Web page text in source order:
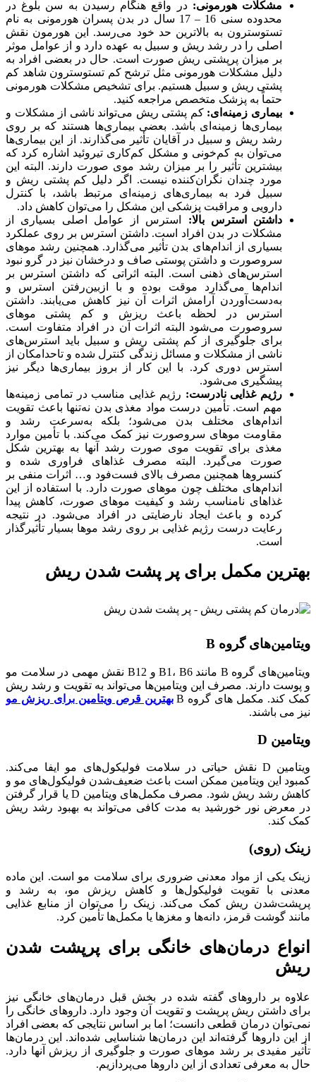
مشکلات هورمونی: در واقع هنگام رسیدن به سن بلوغ در
محدوده سنی 16 – 17 سال در بدن پسران هورمونی به نام
تستوسترون به بالاترین حد خود می‌رسد. این هورمون نقش
اصلی را در رشد ریش و سبیل به عهده دارد و از عوامل موثر
بر میزان پرپشتی ریش صورت است. حال در بعضی افراد به
دلیل مشکلات هورمونی مثل ترشح کم تستوسترون شاهد کم
پشتی ریش و سبیل هستیم. برای تشخیص مشکلات هورمونی
حتماً به پزشک متخصص مراجعه کنید.
بیماری زمینه‌ای:کم پشتی ریش می‌تواند ناشی از مشکلات و
بیماری‌ها زمینه‌ای باشد. بعضی بیماری‌ها هستند که بر روی
رشد ریش و سبیل در آقایان تأثیر می‌گذارند. از این بیماری‌ها
می‌توان به کم‌خونی و مشکل کم‌کاری تیروئید اشاره کرد که
بیشترین تأثیر را بر میزان رشد موی صورت دارند. البته این
مورد چندان نگران‌کننده نیست. اگر دلیل کم پشتی ریش و
سبیل فرد به بیماری‌های زمینه‌ای مرتبط باشد، با کنترل
دارویی و مراقبت پزشکی این مشکل را می‌توان کاهش داد.
داشتن استرس بالا: استرس از عوامل اصلی بسیاری از
مشکلات در بدن افراد است. داشتن استرس بر روی عملکرد
بسیاری از اندام‌های بدن تأثیر می‌گذارد. همچنین رشد موهای
سروصورت و داشتن پوستی صاف و درخشان نیز در گرو نبود
استرس‌های ذهنی است. البته اثراتی که داشتن استرس بر
اندام‌ها می‌گذارد موقت بوده و با ازبین‌رفتن استرس و
به‌دست‌آوردن آرامش اثرات آن نیز کاهش می‌یابند. داشتن
استرس در لحظه باعث ریزش و کم پشتی موهای
سروصورت می‌شود البته اثرات آن در افراد متفاوت است.
برای جلوگیری از کم پشتی ریش و سبیل باید استرس‌های
ناشی از مشکلات و مسائل زندگی کنترل شده و تاحدامکان از
استرس دوری کرد. با این کار از بروز بیماری‌ها دیگر نیز
پیشگیری می‌شود.
رژیم غذایی نادرست: رژیم غذایی مناسب در تمامی زمینه‌ها
مهم است. تأمین درست مواد مغذی بدن نه‌تنها باعث تقویت
اندام‌های مختلف بدن می‌شود؛ بلکه به‌سرعت رشد و
مقاومت موهای سروصورت نیز کمک می‌کند. با تأمین موارد
مغذی برای تقویت موی صورت رشد آنها به بهترین شکل
صورت می‌گیرد. البته مصرف غذاهای فراوری شده و
کنسروها همچنین مصرف بالای فست‌فود و… اثرات منفی بر
اندام‌های مختلف چون موهای صورت دارد. با استفاده از این
غذاهای نامناسب رشد و کیفیت موهای صورت، کاهش پیدا
کرده و باعث ایجاد نارضایتی در افراد می‌شود. در نتیجه
رعایت درست رژیم غذایی بر روی رشد موها بسیار تأثیرگذار
است.
بهترین مکمل برای پر پشت شدن ریش
ویتامین‌های گروه B
ویتامین‌های گروه B مانند B1، B6 و B12 نقش مهمی در سلامت مو
و پوست دارند. مصرف این ویتامین‌ها می‌تواند به تقویت و رشد ریش
کمک کند. مکمل های گروه B
بهترین قرص ویتامین برای ریزش مو
نیز می باشند.
ویتامین D
ویتامین D نقش حیاتی در سلامت فولیکول‌های مو ایفا می‌کند.
کمبود این ویتامین ممکن است باعث ضعیف‌شدن فولیکول‌های مو و
کاهش رشد ریش شود. مصرف مکمل‌های ویتامین D یا قرار گرفتن
در معرض نور خورشید به مدت کافی می‌تواند به بهبود رشد ریش
کمک کند.
زینک (روی)
زینک یکی از مواد معدنی ضروری برای سلامت مو است. این ماده
معدنی با تقویت فولیکول‌ها و کاهش ریزش مو، به رشد و
پرپشت‌شدن ریش کمک می‌کند. زینک را می‌توان از منابع غذایی
مانند گوشت قرمز، دانه‌ها و مغزها یا مکمل‌ها تأمین کرد.
انواع درمان‌های خانگی برای پرپشت شدن
ریش
علاوه بر داروهای گفته شده در بخش قبل درمان‌های خانگی نیز
برای داشتن ریش پرپشت و تقویت آن وجود دارد. داروهای خانگی را
نمی‌توان درمان قطعی دانست؛ اما بر اساس نتایجی که بعضی افراد
از این داروها گرفته‌اند این درمان‌ها شناسایی شده‌اند. این درمان‌ها
تأثیر مفیدی بر رشد موهای صورت و جلوگیری از ریزش آنها دارد.
حال به معرفی تعدادی از این داروها می‌پردازیم.